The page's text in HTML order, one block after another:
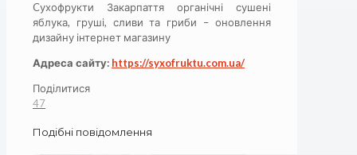
Cухофрукти Закарпаття органічні сушені
яблука, груші, сливи та гриби – оновлення
дизайну інтернет магазину
Адреса сайту: https://syxofruktu.com.ua/
Поділитися
47
Подібні повідомлення